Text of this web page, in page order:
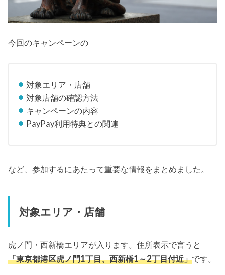
今回のキャンペーンの
対象エリア・店舗
対象店舗の確認方法
キャンペーンの内容
PayPay利用特典との関連
など、参加するにあたって重要な情報をまとめました。
対象エリア・店舗
虎ノ門・西新橋エリアが入ります。住所表示で言うと
「東京都港区虎ノ門1丁目、西新橋1～2丁目付近」です。